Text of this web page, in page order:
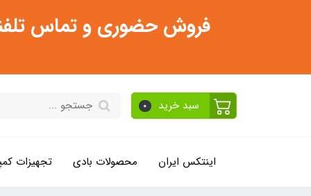
فروش حضوری و تماس تلفنی فقط از ساعت 11:30 صبح
سبد خرید 0
اینتکس ایران محصولات بادی تجهیزات